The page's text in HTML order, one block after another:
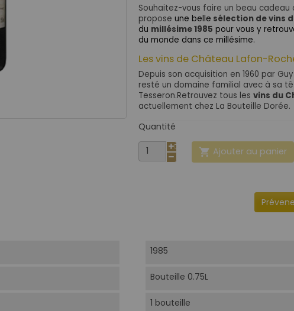
Souhaitez-vous faire un beau cadeau
propose une belle sélection de vins
du millésime 1985 pour vous y
du monde dans ce millésime.
Les vins de Château Lafon-
Depuis son acquisition en 1960 par
resté un domaine familial avec à sa
Tesseron.Retrouvez tous les vins du
actuellement chez La Bouteille Dorée.
Quantité
 Ajouter au panier
1985
Bouteille 0.75L
1 bouteille